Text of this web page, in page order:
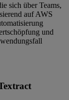
sich über Teams,
auf AWS
und